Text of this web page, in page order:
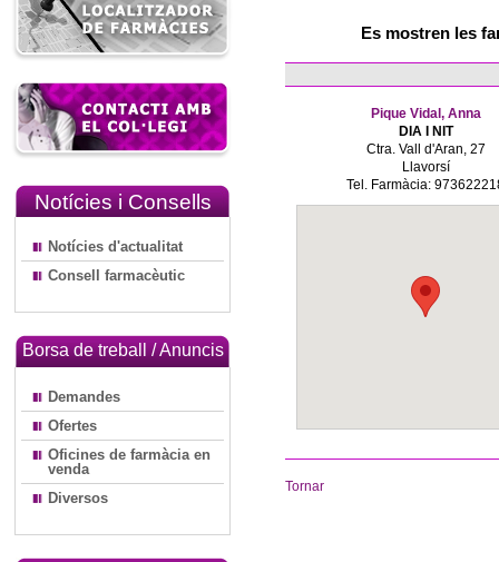
Notícies i Consells
Notícies d'actualitat
Consell farmacèutic
Borsa de treball / Anuncis
Demandes
Ofertes
Oficines de farmàcia en
venda
Diversos
Es mostren les
Pique Vidal, Anna
DIA I NIT
Ctra. Vall d'Aran, 27
Llavorsí
Tel. Farmàcia:
Tornar